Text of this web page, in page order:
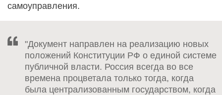
самоуправления.
"Документ направлен на реализацию новых
положений Конституции РФ о единой системе
публичной власти. Россия всегда во все
времена процветала только тогда, когда
была централизованным государством, когда